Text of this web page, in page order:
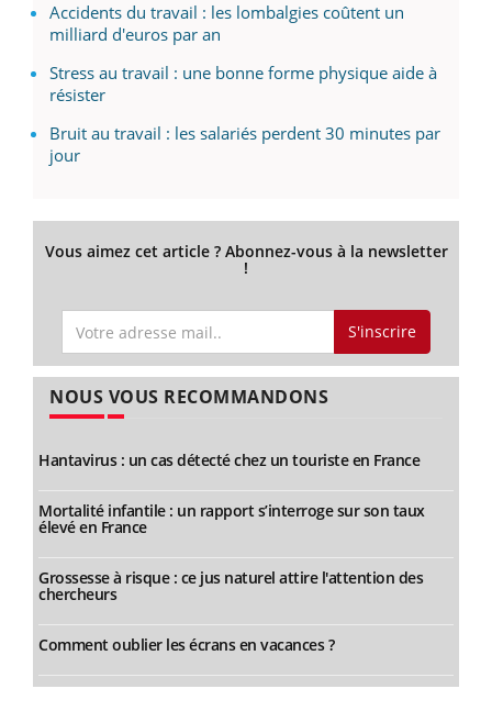
Accidents du travail : les lombalgies coûtent un
milliard d'euros par an
Stress au travail : une bonne forme physique aide à
résister
Bruit au travail : les salariés perdent 30 minutes par
jour
Vous aimez cet article ? Abonnez-vous à la newsletter
!
S'inscrire
NOUS VOUS RECOMMANDONS
Hantavirus : un cas détecté chez un touriste en France
Mortalité infantile : un rapport s’interroge sur son taux
élevé en France
Grossesse à risque : ce jus naturel attire l'attention des
chercheurs
Comment oublier les écrans en vacances ?